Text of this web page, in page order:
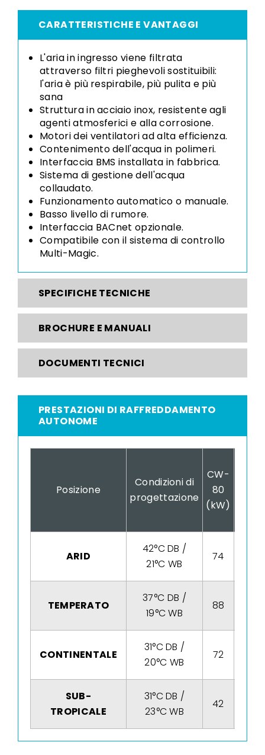
CARATTERISTICHE E VANTAGGI
SPECIFICHE TECNICHE
BROCHURE E MANUALI
DOCUMENTI TECNICI
L'aria in ingresso viene filtrata
attraverso filtri pieghevoli sostituibili:
l'aria è più respirabile, più pulita e più
sana
Struttura in acciaio inox, resistente agli
agenti atmosferici e alla corrosione.
Motori dei ventilatori ad alta efficienza.
Contenimento dell'acqua in polimeri.
Interfaccia BMS installata in fabbrica.
Sistema di gestione dell'acqua
collaudato.
Funzionamento automatico o manuale.
Basso livello di rumore.
Interfaccia BACnet opzionale.
Compatibile con ilsistema di controllo
Multi-Magic.
PRESTAZIONI DI RAFFREDDAMENTO
AUTONOME
Posizione
Condizioni di
progettazione
CW-
80
(kW)
ARID
42°C DB /
21°C WB
74
TEMPERATO
37°C DB /
19°C WB
88
CONTINENTALE
31°C DB /
20°C WB
72
SUB-
TROPICALE
31°C DB /
23°C WB
42